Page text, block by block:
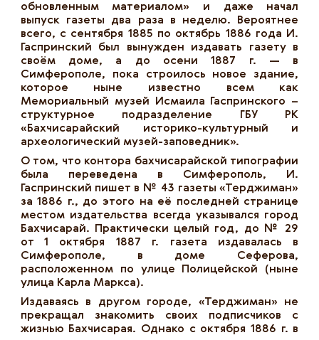
обновленным материалом» и даже начал
выпуск газеты два раза в неделю. Вероятнее
всего, с сентября 1885 по октябрь 1886 года И.
Гаспринский был вынужден издавать газету в
своём доме, а до осени 1887 г. — в
Симферополе, пока строилось новое здание,
которое ныне известно всем как
Мемориальный музей Исмаила Гаспринского –
структурное подразделение ГБУ РК
«Бахчисарайский историко-культурный и
археологический музей-заповедник».
О том, что контора бахчисарайской типографии
была переведена в Симферополь, И.
Гаспринский пишет в № 43 газеты «Терджиман»
за 1886 г., до этого на её последней странице
местом издательства всегда указывался город
Бахчисарай. Практически целый год, до № 29
от 1 октября 1887 г. газета издавалась в
Симферополе, в доме Сеферова,
расположенном по улице Полицейской (ныне
улица Карла Маркса).
Издаваясь в другом городе, «Терджиман» не
прекращал знакомить своих подписчиков с
жизнью Бахчисарая. Однако с октября 1886 г. в